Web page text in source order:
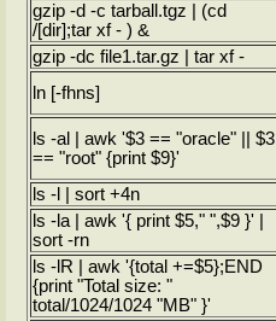
gzip -d -c tarball.tgz | (cd
/[dir];tar xf - ) &
gzip -dc file1.tar.gz | tar xf -
ln [-fhns]
ls -al | awk '$3 == "oracle" || $3
== "root" {print $9}'
ls -l | sort +4n
ls -la | awk '{ print $5," ",$9 }' |
sort -rn
ls -lR | awk '{total +=$5};END
{print "Total size: "
total/1024/1024 "MB" }'